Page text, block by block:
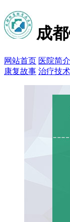
成
网站首页 医院简介
康复故事 治疗技术